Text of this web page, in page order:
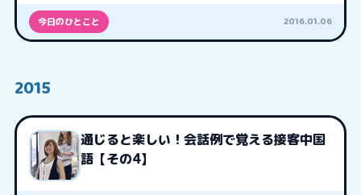
今日のひとこと 2016.01.06
2015
通じると楽しい！会話例で覚える接客中国
語【その4】